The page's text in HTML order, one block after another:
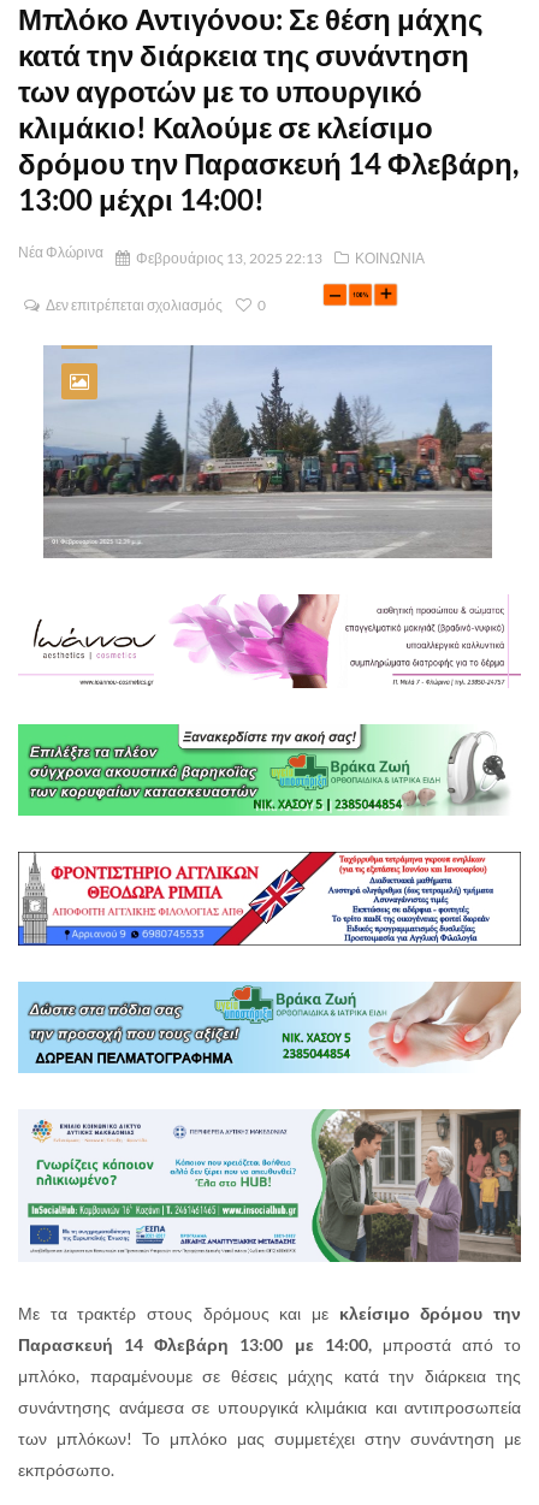
Μπλόκο Αντιγόνου: Σε θέση μάχης
κατά την διάρκεια της συνάντηση
των αγροτών με το υπουργικό
κλιμάκιο! Καλούμε σε κλείσιμο
δρόμου την Παρασκευή 14 Φλεβάρη,
13:00 μέχρι 14:00!
Νέα Φλώρινα Φεβρουάριος 13, 2025 22:13 ΚΟΙΝΩΝΙΑ
Δεν επιτρέπεται σχολιασμός 0
Με τα τρακτέρ στους δρόμους και με κλείσιμο δρόμου την
Παρασκευή 14 Φλεβάρη 13:00 με 14:00,μπροστά από το
μπλόκο, παραμένουμε σε θέσεις μάχης κατά την διάρκεια της
συνάντησης ανάμεσα σε υπουργικά κλιμάκια και αντιπροσωπεία
των μπλόκων! Το μπλόκο μας συμμετέχει στην συνάντηση με
εκπρόσωπο.